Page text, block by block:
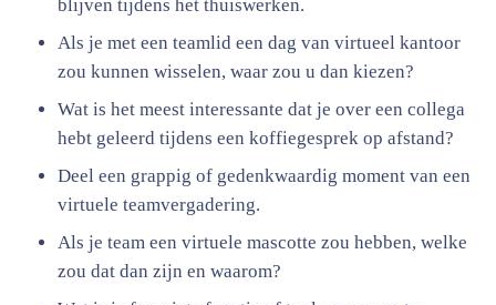
blijven tijdens het thuiswerken.
Als je met een teamlid een dag van virtueel kantoor
zou kunnen wisselen, waar zou u dan kiezen?
Wat is het meest interessante dat je over een collega
hebt geleerd tijdens een koffiegesprek op afstand?
Deel een grappig of gedenkwaardig moment van een
virtuele teamvergadering.
Als je team een virtuele mascotte zou hebben, welke
zou dat dan zijn en waarom?